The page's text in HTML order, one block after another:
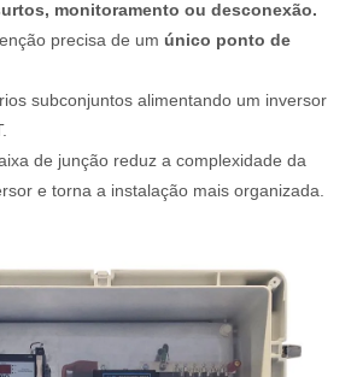
monitoramento ou desconexão.
precisa de um único ponto de
subconjuntos alimentando um inversor
de junção reduz a complexidade da
e torna a instalação mais organizada.